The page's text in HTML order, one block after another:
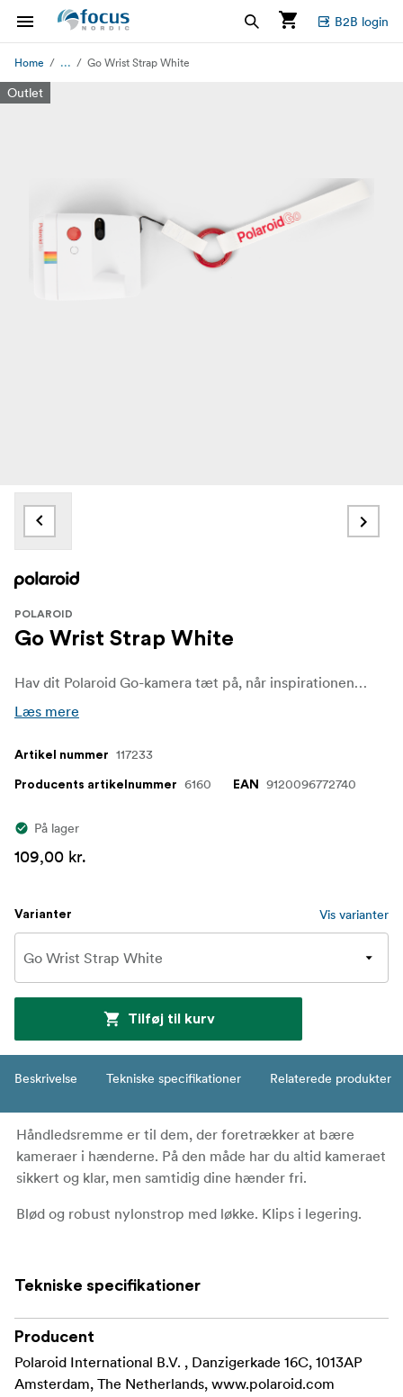
B2B login
Home ... Go Wrist Strap White
Outlet
POLAROID
Go Wrist Strap White
Hav dit Polaroid Go-kamera tæt på, når inspirationen kommer, med håndledsremmen i rød, hvid eller sort.
Læs mere
Artikel nummer 117233
Producents artikelnummer 6160 EAN 9120096772740
På lager
109,00 kr.
Varianter Vis varianter
Tilføj til kurv
Beskrivelse Tekniske specifikationer Relaterede produkter
Håndledsremme er til dem, der foretrækker at bære
kameraer i hænderne. På den måde har du altid kameraet
sikkert og klar, men samtidig dine hænder fri.
Blød og robust nylonstrop med løkke. Klips i legering.
Tekniske specifikationer
Producent
Polaroid International B.V. , Danzigerkade 16C, 1013AP
Amsterdam, The Netherlands, www.polaroid.com